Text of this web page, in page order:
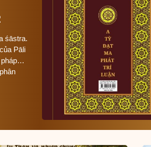
śāstra.
Pāli
pháp…